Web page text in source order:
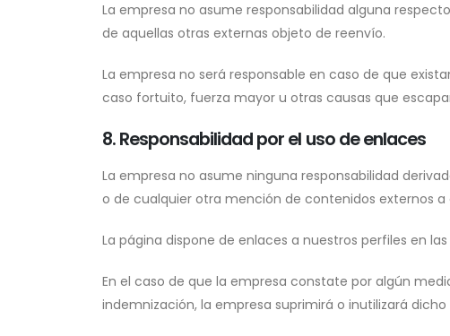
La empresa no asume responsabilidad alguna
de aquellas otras externas objeto de reenvío.
La empresa no será responsable en caso de que
caso fortuito, fuerza mayor u otras causas que
8. Responsabilidad por el uso de enlaces
La empresa no asume ninguna responsabilidad
o de cualquier otra mención de contenidos externos a
La página dispone de enlaces a nuestros perfiles en
En el caso de que la empresa constate por algún
indemnización, la empresa suprimirá o inutilizará dicho